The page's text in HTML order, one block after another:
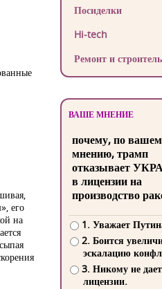
его
на
Посиделки
Hi-tech
Ремонт и
ВАШЕ МНЕНИЕ
почему, по
мнению, трамп
отказывает
в лицензии на
производство
1. Уважает
2. Боится
эскалацию
3. Никому не
лицензии.